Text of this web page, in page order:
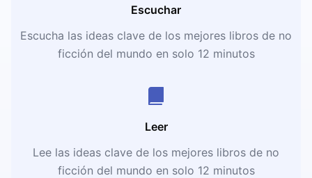
Escuchar
Escucha las ideas clave de los mejores libros de no
ficción del mundo en solo 12 minutos
Leer
Lee las ideas clave de los mejores libros de no
ficción del mundo en solo 12 minutos